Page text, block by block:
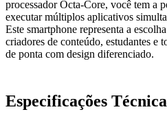
processador Octa-Core, você tem a
executar múltiplos aplicativos
Este smartphone representa a
criadores de conteúdo, estudantes e
de ponta com design diferenciado.
Especificações